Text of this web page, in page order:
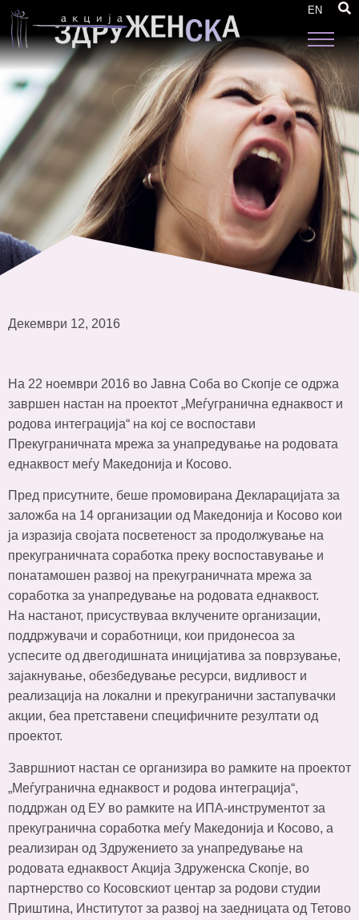
EN
еднаквост и родова интеграција“
Декември 12, 2016
На 22 ноември 2016 во Јавна Соба во Скопје се одржа
завршен настан на проектот „Меѓугранична еднаквост и
родова интеграција“ на кој се воспостави
Прекуграничната мрежа за унапредување на родовата
еднаквост меѓу Македонија и Косово.
Пред присутните, беше промовирана Декларацијата за
заложба на 14 организации од Македонија и Косово кои
ја изразија својата посветеност за продолжување на
прекуграничната соработка преку воспоставување и
понатамошен развој на прекуграничната мрежа за
соработка за унапредување на родовата еднаквост.
На настанот, присуствуваа вклучените организации,
поддржувачи и соработници, кои придонесоа за
успесите од двегодишната иницијатива за поврзување,
зајакнување, обезбедување ресурси, видливост и
реализација на локални и прекугранични застапувачки
акции, беа претставени специфичните резултати од
проектот.
Завршниот настан се организира во рамките на проектот
„Меѓугранична еднаквост и родова интеграција“,
поддржан од ЕУ во рамките на ИПА-инструментот за
прекугранична соработка меѓу Македонија и Косово, а
реализиран од Здружението за унапредување на
родовата еднаквост Акција Здруженска Скопје, во
партнерство со Косовскиот центар за родови студии
Приштина, Институтот за развој на заедницата од Тетово